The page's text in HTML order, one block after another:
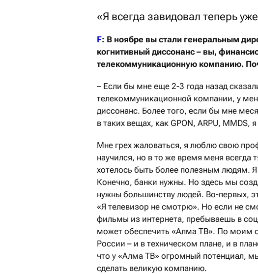
«Я всегда завидовал теперь
F: В ноябре вы стали генеральным
когнитивный диссонанс – вы,
телекоммуникационную компанию.
– Если бы мне еще 2-3 года назад
телекоммуникационной компании, у
диссонанс. Более того, если бы мне
в таких вещах, как GPON, ARPU, MMDS,
Мне грех жаловаться, я люблю свою
научился, но в то же время меня всегда
хотелось быть более полезным людям.
Конечно, банки нужны. Но здесь мы
нужны большинству людей. Во-первых,
«Я телевизор не смотрю». Но если не
фильмы из интернета, пребываешь в
может обеспечить «Алма ТВ». По моим
России – и в техническом плане, и в
что у «Алма ТВ» огромный потенциал,
сделать великую компанию.